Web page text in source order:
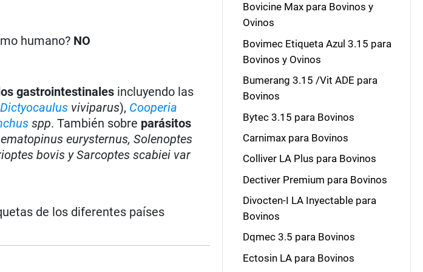
humano? NO
gastrointestinales incluyendo las
Dictyocaulus viviparus), Cooperia
spp. También sobre parásitos
eurysternus, Solenoptes
bovis y Sarcoptes scabiei var
de los diferentes países
Bovicine Max para Bovinos y
Ovinos
Bovimec Etiqueta Azul 3.15 para
Bovinos y Ovinos
Bumerang 3.15 /Vit ADE para
Bovinos
Bytec 3.15 para Bovinos
Carnimax para Bovinos
Colliver LA Plus para Bovinos
Dectiver Premium para Bovinos
Divocten-I LA Inyectable para
Bovinos
Dqmec 3.5 para Bovinos
Ectosin LA para Bovinos